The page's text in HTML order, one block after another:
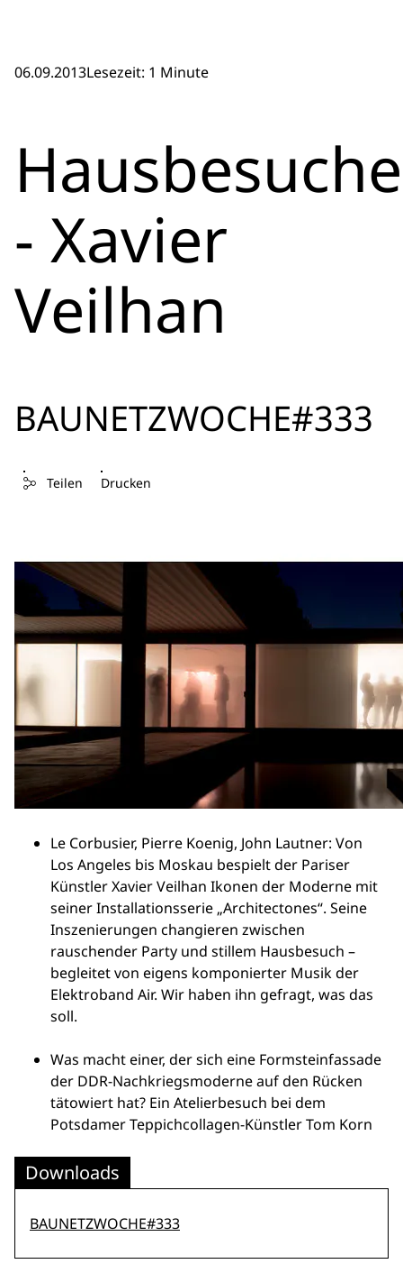
06.09.2013Lesezeit: 1 Minute
Hausbesuche
- Xavier
Veilhan
BAUNETZWOCHE#333
Teilen Drucken
Le Corbusier, Pierre Koenig, John Lautner: Von
Los Angeles bis Moskau bespielt der Pariser
Künstler Xavier Veilhan Ikonen der Moderne mit
seiner Installationsserie „Architectones“. Seine
Inszenierungen changieren zwischen
rauschender Party und stillem Hausbesuch –
begleitet von eigens komponierter Musik der
Elektroband Air. Wir haben ihn gefragt, was das
soll.
Was macht einer, der sich eine Formsteinfassade
der DDR-Nachkriegsmoderne auf den Rücken
tätowiert hat? Ein Atelierbesuch bei dem
Potsdamer Teppichcollagen-Künstler Tom Korn
Downloads
BAUNETZWOCHE#333